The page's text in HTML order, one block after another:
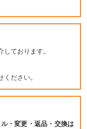
ております。
ください。
・変更・返品・交換は